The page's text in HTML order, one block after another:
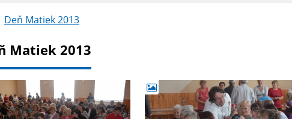
Deň Matiek 2013
Matiek 2013